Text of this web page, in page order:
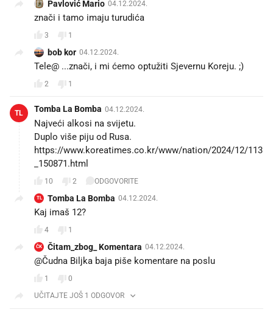
Pavlović Mario 04.12.2024.
znači i tamo imaju turudića
3 1
bob kor 04.12.2024.
Tele@ ...znači, i mi ćemo optužiti Sjevernu Koreju. ;)
2 1
TL Tomba La Bomba 04.12.2024.
Najveći alkosi na svijetu.
Duplo više piju od Rusa.
https://www.koreatimes.co.kr/www/nation/2024/12/113
_150871.html
10 2 ODGOVORITE
TL Tomba La Bomba 04.12.2024.
Kaj imaš 12?
4 1
ČK Čitam_zbog_ Komentara 04.12.2024.
@Čudna Biljka baja piše komentare na poslu
1
0
UČITAJTE JOŠ 1 ODGOVOR